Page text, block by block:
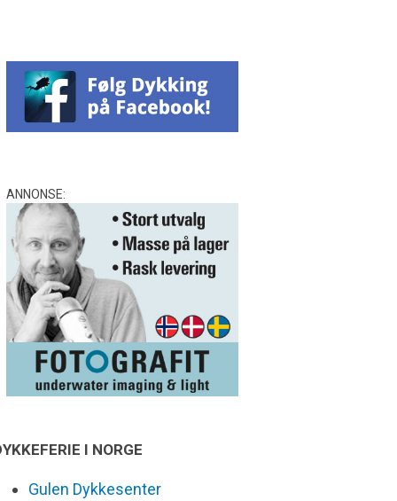
ANNONSE:
I NORGE
Gulen Dykkesenter